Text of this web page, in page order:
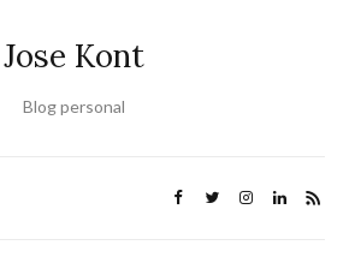
Jose Kont
Blog personal